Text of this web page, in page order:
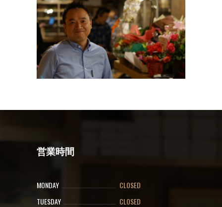
営業時間
MONDAY
CLOSED
TUESDAY
CLOSED